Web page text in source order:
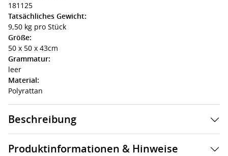
181125
Tatsächliches Gewicht:
9,50 kg pro Stück
Größe:
50 x 50 x 43cm
Grammatur:
leer
Material:
Polyrattan
Beschreibung
Produktinformationen & Hinweise